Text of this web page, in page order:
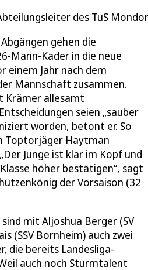
des TuS
gehen die
Mann-Kader in die neue
einem Jahr nach dem
Mannschaft zusammen.
Krämer allesamt
seien „sauber
worden, betont er. So
Toptorjäger Haytman
Junge ist klar im Kopf und
höher bestätigen“, sagt
der Vorsaison (32
mit Aljoshua Berger (SV
(SSV Bornheim) auch zwei
die bereits Landesliga-
auch noch Sturmtalent